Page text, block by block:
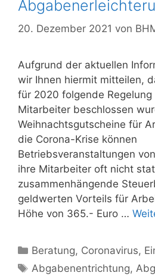
20. Dezember 2021 von
Aufgrund der aktuellen
wir Ihnen hiermit mitteilen,
für 2020 folgende
Mitarbeiter beschlossen
Weihnachtsgutscheine für
die Corona-Krise können
Betriebsveranstaltungen
ihre Mitarbeiter oft nicht
zusammenhängende
geldwerten Vorteils für
Höhe von 365.- Euro …
Kategorien
Beratung, Coronavirus,
Schlagwörter
Abgabenentrichtung,